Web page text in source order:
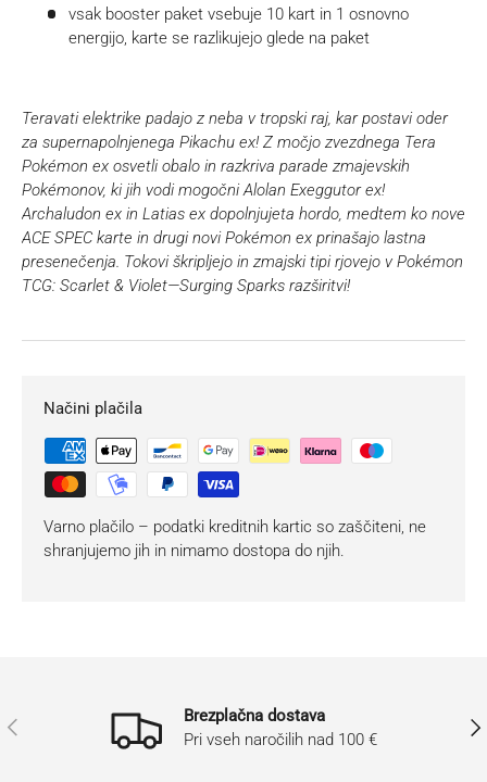
vsak booster paket vsebuje 10 kart in 1 osnovno
energijo, karte se razlikujejo glede na paket
Teravati elektrike padajo z neba v tropski raj, kar postavi oder
za supernapolnjenega Pikachu ex! Z močjo zvezdnega Tera
Pokémon ex osvetli obalo in razkriva parade zmajevskih
Pokémonov, ki jih vodi mogočni Alolan Exeggutor ex!
Archaludon ex in Latias ex dopolnjujeta hordo, medtem ko nove
ACE SPEC karte in drugi novi Pokémon ex prinašajo lastna
presenečenja. Tokovi škripljejo in zmajski tipi rjovejo v Pokémon
TCG: Scarlet & Violet—Surging Sparks razširitvi!
Načini plačila
Varno plačilo – podatki kreditnih kartic so zaščiteni, ne
shranjujemo jih in nimamo dostopa do njih.
Prejšnji
Brezplačna dostava
Pri vseh naročilih nad 100 €